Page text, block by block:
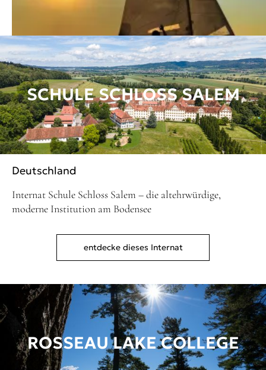
SCHULE SCHLOSS SALEM
Deutschland
Internat Schule Schloss Salem – die altehrwürdige,
moderne Institution am Bodensee
entdecke dieses Internat
ROSSEAU LAKE COLLEGE